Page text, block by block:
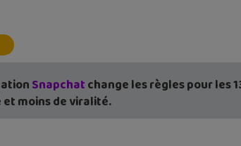
Snapchatchange les règles pour les
moins de viralité.